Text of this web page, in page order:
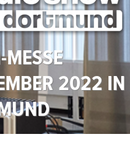
2022 IN